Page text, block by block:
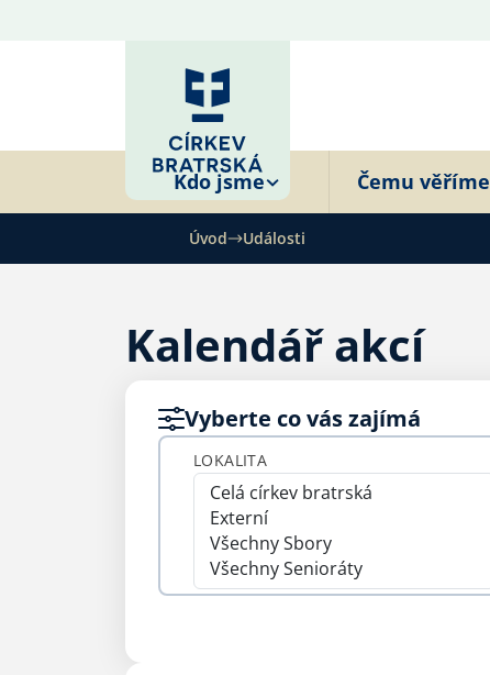
Kdo jsme Čemu věříme
Úvod Události
Kalendář akcí
Vyberte co vás zajímá
LOKALITA